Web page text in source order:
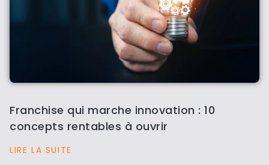
Franchise qui marche innovation : 10
concepts rentables à ouvrir
LIRE LA SUITE